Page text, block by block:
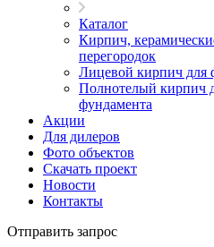
Каталог
Кирпич,
перегородок
Лицевой кирпич для
Полнотелый кирпич
фундамента
Акции
Для дилеров
Фото объектов
Скачать проект
Новости
Контакты
Отправить запрос